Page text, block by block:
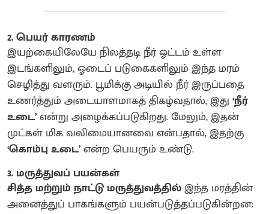
2. பெயர் காரணம்
இயற்கையிலேயே நிலத்தடி நீர் ஓட்டம் உள்ள
இடங்களிலும், ஓடைப் படுகைகளிலும் இந்த மரம்
செழித்து வளரும். பூமிக்கு அடியில் நீர் இருப்பதை
உணர்த்தும் அடையாளமாகத் திகழ்வதால், இது ‘நீர்
உடை’என்று அழைக்கப்படுகிறது. மேலும், இதன்
முட்கள் மிக வலிமையானவை என்பதால், இதற்கு
‘கொம்பு உடை’என்ற பெயரும் உண்டு.
3. மருத்துவப் பயன்கள்
சித்த மற்றும் நாட்டு மருத்துவத்தில்இந்த மரத்தின்
அனைத்துப் பாகங்களும் பயன்படுத்தப்படுகின்றன: